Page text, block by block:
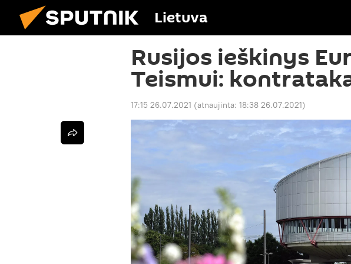
Lietuva
Rusijos ieškinys
Teismui:
17:15 26.07.2021 (atnaujinta: 18:38 26.07.2021)